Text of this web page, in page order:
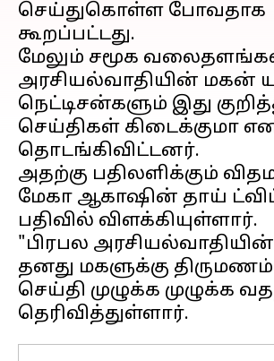
செய்துகொள்ள போவதாக
கூறப்பட்டது.
மேலும் சமூக
அரசியல்வாதியின் மகன்
நெட்டிசன்களும் இது
செய்திகள் கிடைக்குமா
தொடங்கிவிட்டனர்.
அதற்கு பதிலளிக்கும்
மேகா ஆகாஷின் தாய்
பதிவில் விளக்கியுள்ளார்.
"பிரபல
தனது மகளுக்கு
செய்தி முழுக்க முழுக்க